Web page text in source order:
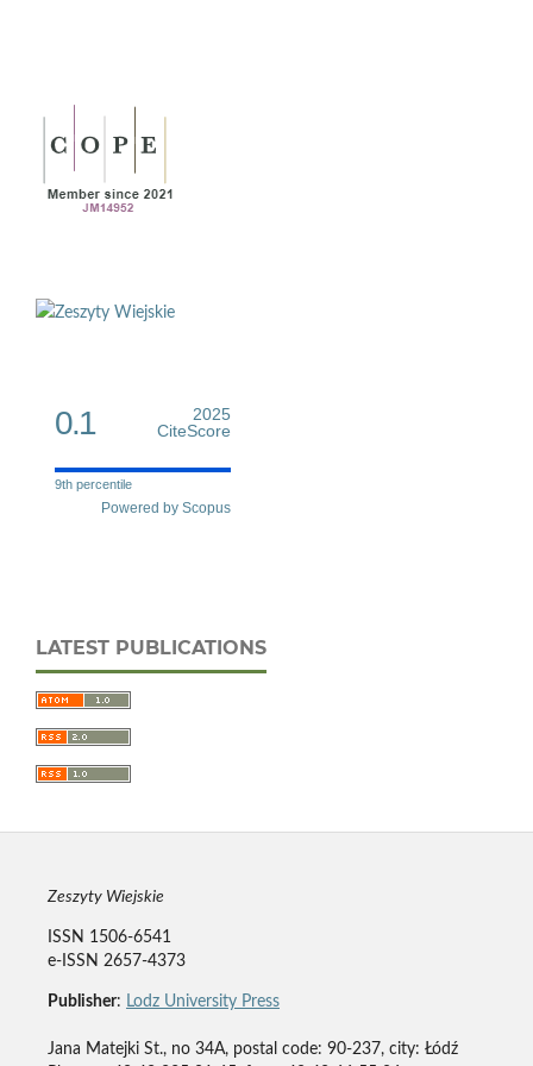
0.1
2025
CiteScore
9th percentile
Powered by Scopus
LATEST PUBLICATIONS
Zeszyty Wiejskie
ISSN 1506-6541
e-ISSN 2657-4373
Publisher: Lodz University Press
Jana Matejki St., no 34A, postal code: 90-237, city: Łódź